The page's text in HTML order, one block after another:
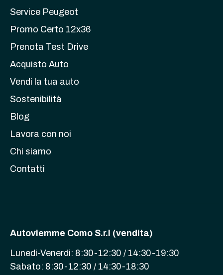
Service Peugeot
Promo Certo 12x36
Prenota Test Drive
Acquisto Auto
Vendi la tua auto
Sostenibilità
Blog
Lavora con noi
Chi siamo
Contatti
Autoviemme Como S.r.l (vendita)
Lunedi-Venerdi: 8:30-12:30 / 14:30-19:30
Sabato: 8:30-12:30 / 14:30-18:30